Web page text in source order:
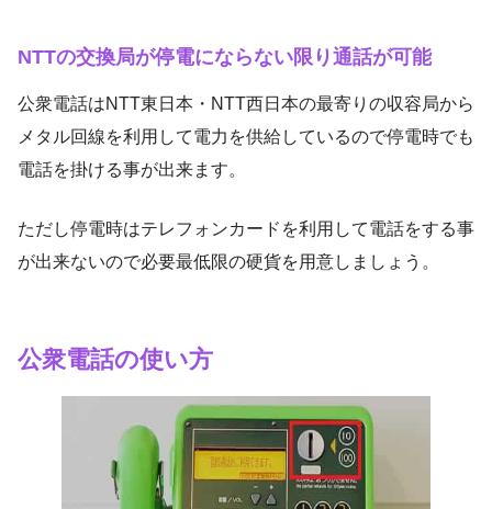
NTTの交換局が停電にならない限り通話が可能
公衆電話はNTT東日本・NTT西日本の最寄りの収容局から
メタル回線を利用して電力を供給しているので停電時でも
電話を掛ける事が出来ます。
ただし停電時はテレフォンカードを利用して電話をする事
が出来ないので必要最低限の硬貨を用意しましょう。
公衆電話の使い方